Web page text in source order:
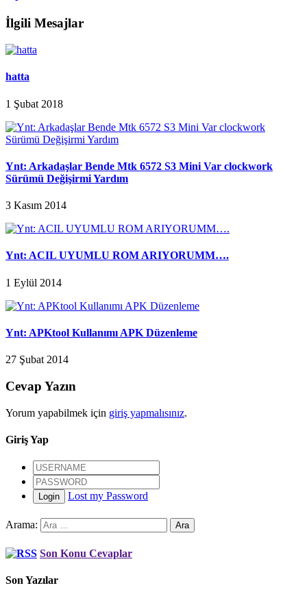
İlgili Mesajlar
hatta
1 Şubat 2018
Ynt: Arkadaşlar Bende Mtk 6572 S3 Mini Var clockwork
Sürümü Değişirmi Yardım
3 Kasım 2014
Ynt: ACIL UYUMLU ROM ARIYORUMM….
1 Eylül 2014
Ynt: APKtool Kullanımı APK Düzenleme
27 Şubat 2014
Cevap Yazın
Yorum yapabilmek için giriş yapmalısınız.
Giriş Yap
Login Lost my Password
Arama:
Son Konu Cevaplar
Son Yazılar